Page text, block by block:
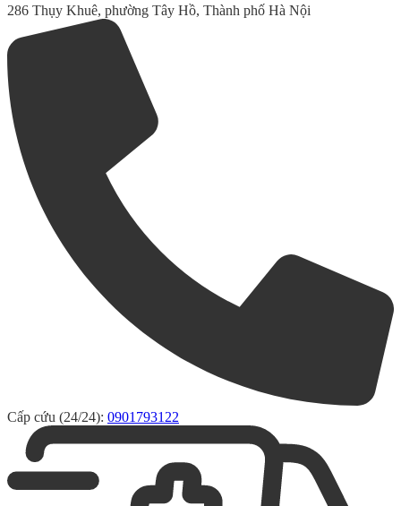
286 Thụy Khuê, phường Tây Hồ, Thành phố Hà Nội
Cấp cứu (24/24): 0901793122